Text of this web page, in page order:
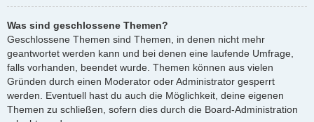
Was sind geschlossene Themen?
Geschlossene Themen sind Themen, in denen nicht mehr
geantwortet werden kann und bei denen eine laufende Umfrage,
falls vorhanden, beendet wurde. Themen können aus vielen
Gründen durch einen Moderator oder Administrator gesperrt
werden. Eventuell hast du auch die Möglichkeit, deine eigenen
Themen zu schließen, sofern dies durch die Board-Administration